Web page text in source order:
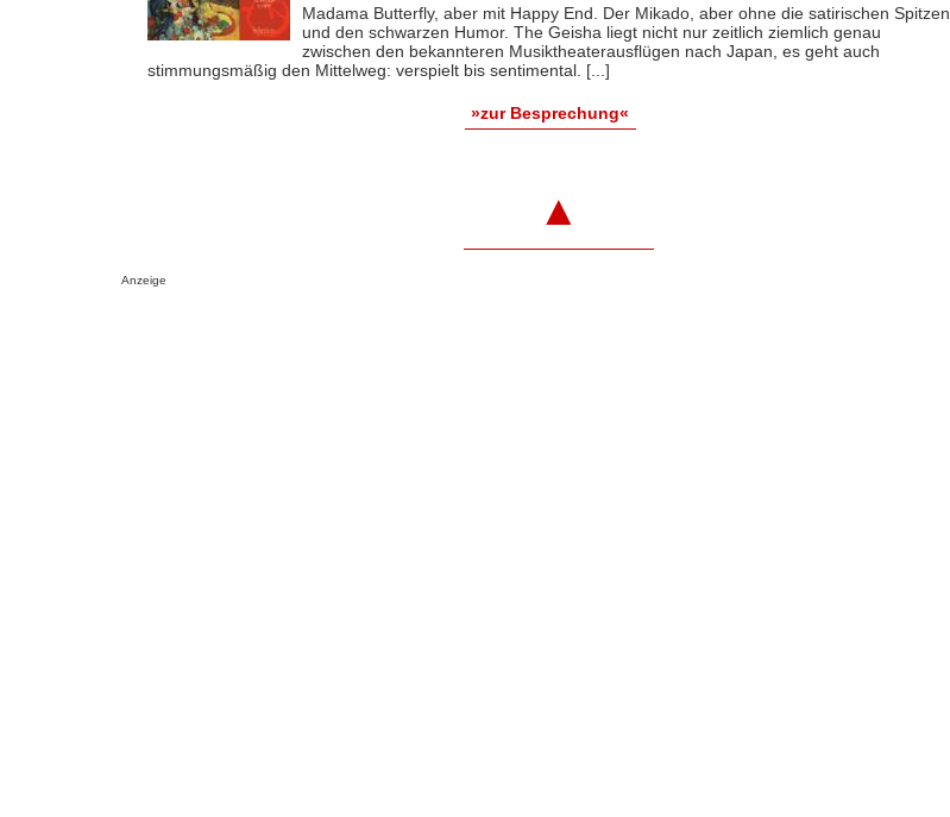
Madama Butterfly, aber mit Happy End. Der Mikado, aber ohne die satirischen Spitzen
und den schwarzen Humor. The Geisha liegt nicht nur zeitlich ziemlich genau
zwischen den bekannteren Musiktheaterausflügen nach Japan, es geht auch
stimmungsmäßig den Mittelweg: verspielt bis sentimental. [...]
»zur Besprechung«
▲
Anzeige